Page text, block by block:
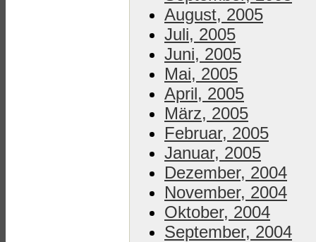
August, 2005
Juli, 2005
Juni, 2005
Mai, 2005
April, 2005
März, 2005
Februar, 2005
Januar, 2005
Dezember, 2004
November, 2004
Oktober, 2004
September, 2004